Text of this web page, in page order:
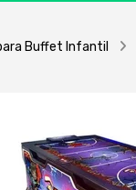
Buffet Infantil